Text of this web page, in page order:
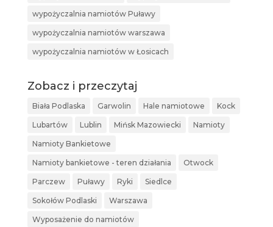
wypożyczalnia namiotów Puławy
wypożyczalnia namiotów warszawa
wypożyczalnia namiotów w Łosicach
Zobacz i przeczytaj
Biała Podlaska Garwolin Hale namiotowe Kock
Lubartów Lublin Mińsk Mazowiecki Namioty
Namioty Bankietowe
Namioty bankietowe - teren działania Otwock
Parczew Puławy Ryki Siedlce
Sokołów Podlaski Warszawa
Wyposażenie do namiotów